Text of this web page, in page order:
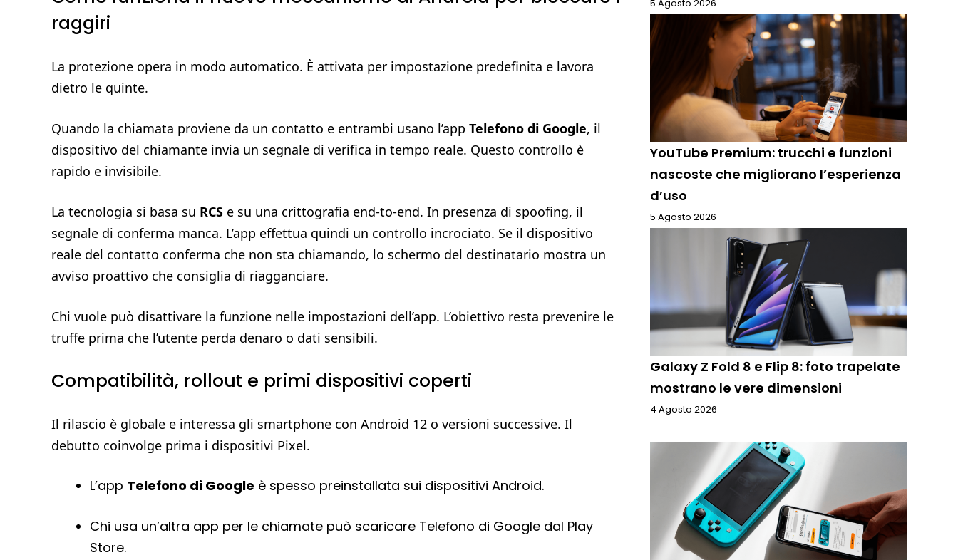
raggiri
La protezione opera in modo automatico. È attivata per impostazione predefinita e lavora
dietro le quinte.
Quando la chiamata proviene da un contatto e entrambi usano l’app Telefono di Google, il
dispositivo del chiamante invia un segnale di verifica in tempo reale. Questo controllo è
rapido e invisibile.
La tecnologia si basa su RCS e su una crittografia end-to-end. In presenza di spoofing, il
segnale di conferma manca. L’app effettua quindi un controllo incrociato. Se il dispositivo
reale del contatto conferma che non sta chiamando, lo schermo del destinatario mostra un
avviso proattivo che consiglia di riagganciare.
Chi vuole può disattivare la funzione nelle impostazioni dell’app. L’obiettivo resta prevenire le
truffe prima che l’utente perda denaro o dati sensibili.
Compatibilità, rollout e primi dispositivi coperti
Il rilascio è globale e interessa gli smartphone con Android 12 o versioni successive. Il
debutto coinvolge prima i dispositivi Pixel.
L’app Telefono di Google è spesso preinstallata sui dispositivi Android.
Chi usa un’altra app per le chiamate può scaricare Telefono di Google dal Play
Store.
5 Agosto 2026
YouTube Premium: trucchi e funzioni
nascoste che migliorano l’esperienza
d’uso
5 Agosto 2026
Galaxy Z Fold 8 e Flip 8: foto trapelate
mostrano le vere dimensioni
4 Agosto 2026